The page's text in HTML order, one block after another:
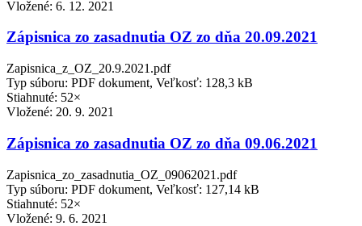
Vložené: 6. 12. 2021
Zápisnica zo zasadnutia OZ zo dňa 20.09.2021
Zapisnica_z_OZ_20.9.2021.pdf
Typ súboru: PDF dokument, Veľkosť: 128,3 kB
Stiahnuté: 52×
Vložené: 20. 9. 2021
Zápisnica zo zasadnutia OZ zo dňa 09.06.2021
Zapisnica_zo_zasadnutia_OZ_09062021.pdf
Typ súboru: PDF dokument, Veľkosť: 127,14 kB
Stiahnuté: 52×
Vložené: 9. 6. 2021